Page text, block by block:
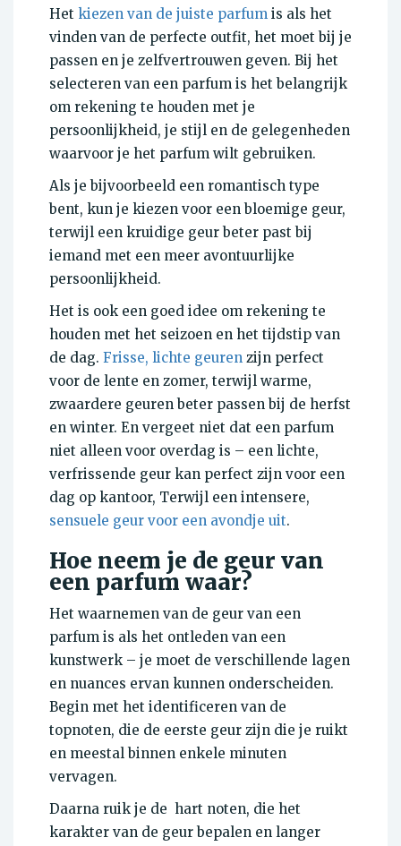
Het kiezen van de juiste parfum is als het
vinden van de perfecte outfit, het moet bij je
passen en je zelfvertrouwen geven. Bij het
selecteren van een parfum is het belangrijk
om rekening te houden met je
persoonlijkheid, je stijl en de gelegenheden
waarvoor je het parfum wilt gebruiken.
Als je bijvoorbeeld een romantisch type
bent, kun je kiezen voor een bloemige geur,
terwijl een kruidige geur beter past bij
iemand met een meer avontuurlijke
persoonlijkheid.
Het is ook een goed idee om rekening te
houden met het seizoen en het tijdstip van
de dag. Frisse, lichte geuren zijn perfect
voor de lente en zomer, terwijl warme,
zwaardere geuren beter passen bij de herfst
en winter. En vergeet niet dat een parfum
niet alleen voor overdag is – een lichte,
verfrissende geur kan perfect zijn voor een
dag op kantoor, Terwijl een intensere,
sensuele geur voor een avondje uit.
Hoe neem je de geur van
een parfum waar?
Het waarnemen van de geur van een
parfum is als het ontleden van een
kunstwerk – je moet de verschillende lagen
en nuances ervan kunnen onderscheiden.
Begin met het identificeren van de
topnoten, die de eerste geur zijn die je ruikt
en meestal binnen enkele minuten
vervagen.
Daarna ruik je de hart noten, die het
karakter van de geur bepalen en langer